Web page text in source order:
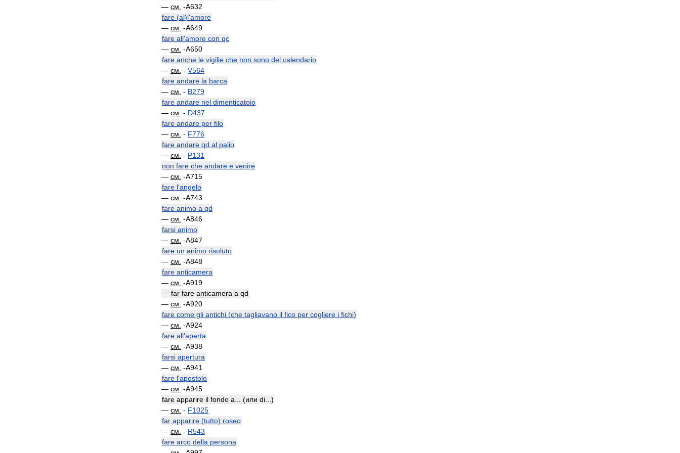
— см -A632
fare (al)l'amore
— см -A649
fare all'amore con qc
— см -A650
fare anche le vigilie che non sono del calendario
— см - V564
fare andare la barca
— см - B279
fare andare nel dimenticatoio
— см - D437
fare andare per filo
— см - F776
fare andare qd al palio
— см - P131
non fare che andare e venire
— см -A715
fare l'angelo
— см -A743
fare animo a qd
— см -A846
farsi animo
— см -A847
fare un animo risoluto
— см -A848
fare anticamera
— см -A919
— far fare anticamera a qd
— см -A920
fare come gli antichi (che tagliavano il fico per cogliere i fichi)
— см -A924
fare all'aperta
— см -A938
farsi apertura
— см -A941
fare l'apostolo
— см -A945
fare apparire il fondo a ... (или di ...)
— см - F1025
far apparire (tutto) roseo
— см - R543
fare arco della persona